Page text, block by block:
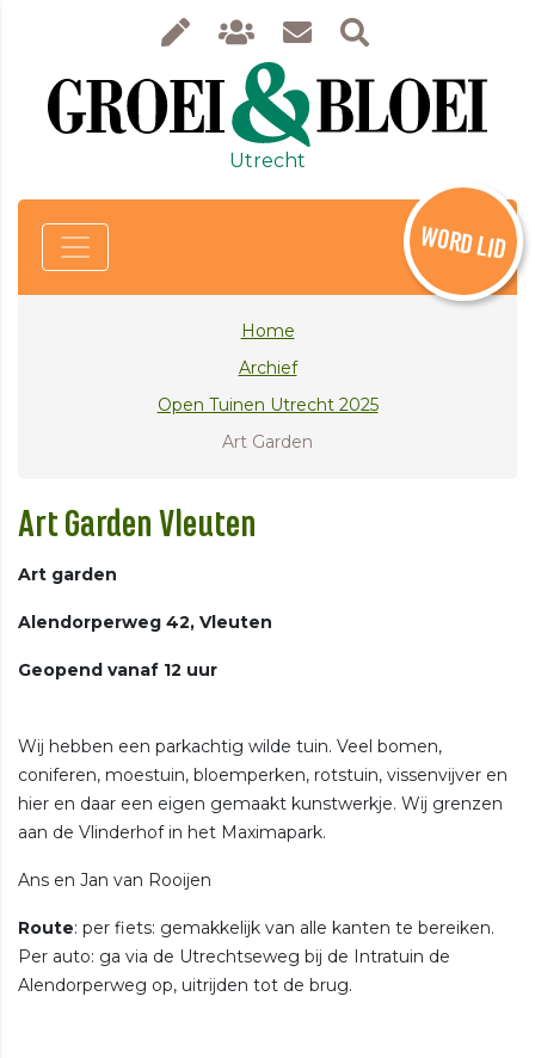
Utrecht
WORD LID
Home
Archief
Open Tuinen Utrecht 2025
Art Garden
Art Garden Vleuten
Art garden
Alendorperweg 42, Vleuten
Geopend vanaf 12 uur
Wij hebben een parkachtig wilde tuin. Veel bomen,
coniferen, moestuin, bloemperken, rotstuin, vissenvijver en
hier en daar een eigen gemaakt kunstwerkje. Wij grenzen
aan de Vlinderhof in het Maximapark.
Ans en Jan van Rooijen
Route: per fiets: gemakkelijk van alle kanten te bereiken.
Per auto: ga via de Utrechtseweg bij de Intratuin de
Alendorperweg op, uitrijden tot de brug.